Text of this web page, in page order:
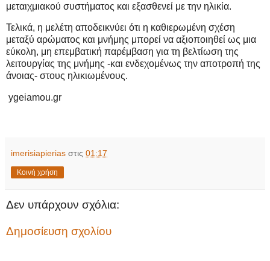
μεταιχμιακού συστήματος και εξασθενεί με την ηλικία.
Τελικά, η μελέτη αποδεικνύει ότι η καθιερωμένη σχέση
μεταξύ αρώματος και μνήμης μπορεί να αξιοποιηθεί ως μια
εύκολη, μη επεμβατική παρέμβαση για τη βελτίωση της
λειτουργίας της μνήμης -και ενδεχομένως την αποτροπή της
άνοιας- στους ηλικιωμένους.
ygeiamou.gr
imerisiapierias στις 01:17
Κοινή χρήση
Δεν υπάρχουν σχόλια:
Δημοσίευση σχολίου